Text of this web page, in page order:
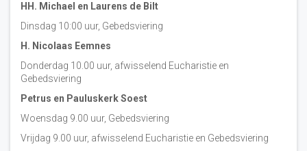
HH. Michael en Laurens de Bilt
Dinsdag 10:00 uur, Gebedsviering
H. Nicolaas Eemnes
Donderdag 10.00 uur, afwisselend Eucharistie en
Gebedsviering
Petrus en Pauluskerk Soest
Woensdag 9.00 uur, Gebedsviering
Vrijdag 9.00 uur, afwisselend Eucharistie en Gebedsviering